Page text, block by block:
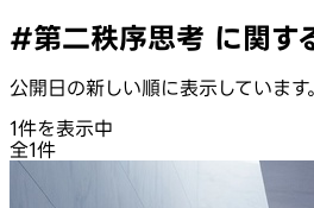
#第二秩序思考 に関す
公開日の新しい順に表示しています。
1件を表示中
全1件